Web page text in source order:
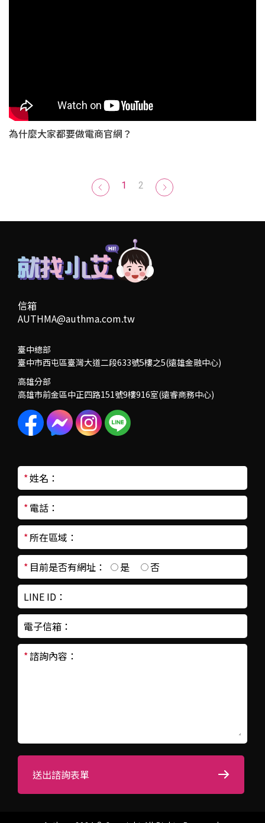
為什麼大家都要做電商官網？
1 2
信箱
AUTHMA@authma.com.tw
臺中總部
臺中市西屯區臺灣大道二段633號5樓之5(遠雄金融中心)
高雄分部
高雄市前金區中正四路151號9樓916室(遠睿商務中心)
*姓名：
*電話：
*所在區域：
* 目前是否有網址： 是 否
LINE ID：
電子信箱：
*諮詢內容：
送出諮詢表單